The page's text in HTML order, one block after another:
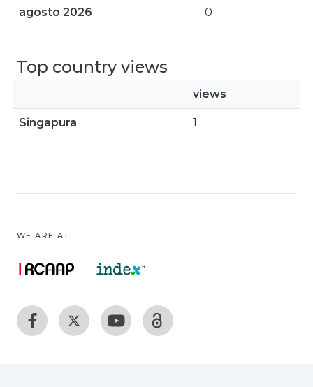
agosto 2026 0
Top country views
views
Singapura 1
WE ARE AT: